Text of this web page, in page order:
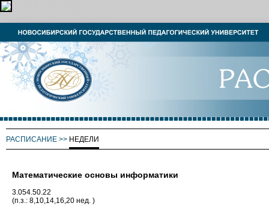
РАСПИСАНИЕ >> НЕДЕЛИ
Математические основы информатики
3.054.50.22
(п.з.: 8,10,14,16,20 нед. )